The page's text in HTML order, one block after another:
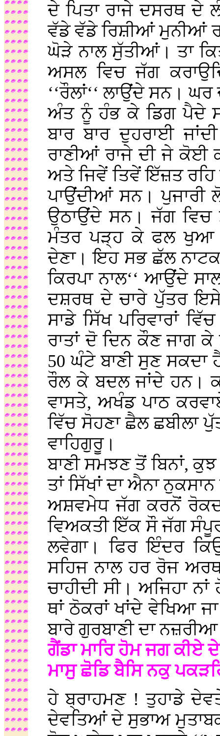
ਦੇ ਪਿਤਾ ਰਾਜੇ ਦਸਰਥ
ਵੱਡੇ ਵੱਡੇ ਰਿਸ਼ੀਆਂ ਮੁਨੀਆਂ
ਘੋੜੇ ਨਾਲ ਸੁੱਤੀਆਂ। ਤਾ
ਅਸਲ ਵਿਚ ਜੱਗ
‘‘ਰੌਲਾਂ‘‘ ਲਾਉਂਦੇ ਸਨ।
ਅੰਤ ਨੂੰ ਹੰਭ ਕੇ ਡਿਗ ਪੈਦੇ
ਬਾਰ ਬਾਰ ਦੁਹਰਾਈ
ਰਾਣੀਆਂ ਰਾਜੇ ਦੀ ਜੇ ਕੋਈ
ਅਤੇ ਜਿਵੇਂ ਤਿਵੇਂ ਇੱਜ਼ਤ ਰਹਿ
ਪਾਉਂਦੀਆਂ ਸਨ। ਪੁਜਾਰੀ
ਉਠਾਉਂਦੇ ਸਨ। ਜੱਗ
ਮੰਤਰ ਪੜ੍ਹ ਕੇ ਫਲ ਖੁਆ
ਦੇਣਾ। ਇਹ ਸਭ ਛੱਲ ਨਾਟਕ
ਕਿਰਪਾ ਨਾਲ‘‘ ਆਉਂਦੇ
ਦਸ਼ਰਥ ਦੇ ਚਾਰੇ ਪੁੱਤਰ
ਸਾਡੇ ਸਿੱਖ ਪਰਿਵਾਰਾਂ
ਰਾਤਾਂ ਦੋ ਦਿਨ ਕੌਣ ਜਾਗ
50 ਘੰਟੇ ਬਾਣੀ ਸੁਣ ਸਕਦਾ
ਰੌਲ ਕੇ ਬਦਲ ਜਾਂਦੇ ਹਨ।
ਵਾਸਤੇ, ਅਖੰਡ ਪਾਠ
ਵਿੱਚ ਸੋਹਣਾ ਛੈਲ ਛਬੀਲਾ
ਵਾਹਿਗੁਰੂ।
ਬਾਣੀ ਸਮਝਣ ਤੋਂ ਬਿਨਾਂ,
ਤਾਂ ਸਿੱਖਾਂ ਦਾ ਐਨਾ
ਅਸ਼ਵਮੇਧ ਜੱਗ ਕਰਨੋਂ
ਵਿਅਕਤੀ ਇੱਕ ਸੌ ਜੱਗ
ਲਵੇਗਾ। ਫਿਰ ਇੰਦਰ
ਸਹਿਜ ਨਾਲ ਹਰ ਰੋਜ
ਚਾਹੀਦੀ ਸੀ। ਅਜਿਹਾ
ਥਾਂ ਠੋਕਰਾਂ ਖਾਂਦੇ ਵੇਖਿਆ
ਬਾਰੇ ਗੁਰਬਾਣੀ ਦਾ
ਗੈਂਡਾ ਮਾਰਿ ਹੋਮ ਜਗ ਕੀਏ
ਮਾਸੁ ਛੋਡਿ ਬੈਸਿ ਨਕੁ
ਹੇ ਬ੍ਰਾਹਮਣ ! ਤੁਹਾਡੇ
ਦੇਵਤਿਆਂ ਦੇ ਸੁਭਾਅ